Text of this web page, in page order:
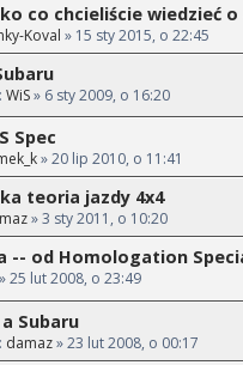
co chcieliście wiedzieć o
Koval » 15 sty 2015, o 22:45
WiS» 6 sty 2009, o 16:20
Spec
» 20 lip 2010, o 11:41
teoria jazdy 4x4
» 3 sty 2011, o 10:20
-- od Homologation
» 25 lut 2008, o 23:49
Subaru
damaz» 23 lut 2008, o 00:17